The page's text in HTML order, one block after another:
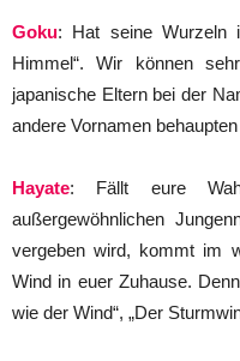
Goku: Hat seine Wurzeln
Himmel“. Wir können
japanische Eltern bei der
andere Vornamen
Hayate: Fällt eure
außergewöhnlichen
vergeben wird, kommt im
Wind in euer Zuhause.
wie der Wind“, „Der